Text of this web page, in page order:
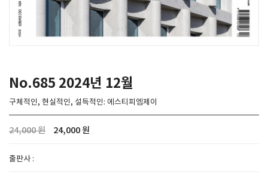
SPACE 소개
공지사항
No.685 2024년 12월
구체적인, 현실적인, 설득적인: 에스티피엠제이
24,000 원 24,000 원
출판사 :